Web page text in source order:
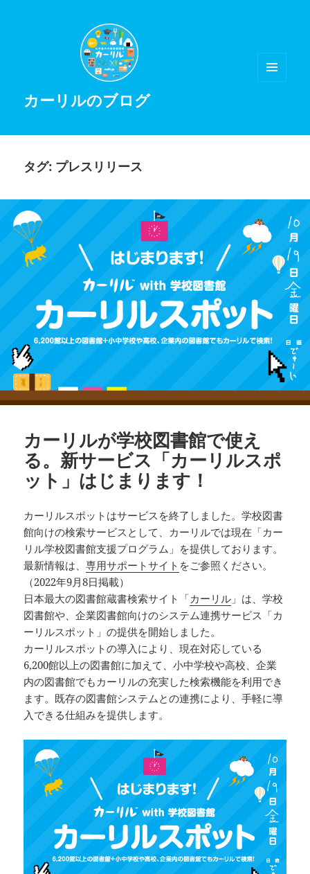
カーリルのブログ
タグ: プレスリリース
カーリルが学校図書館で使え
る。新サービス「カーリルスポ
ット」はじまります！
カーリルスポットはサービスを終了しました。学校図書
館向けの検索サービスとして、カーリルでは現在「カー
リル学校図書館支援プログラム」を提供しております。
最新情報は、専用サポートサイト をご参照ください。
（2022年9月8日掲載）
日本最大の図書館蔵書検索サイト「カーリル 」は、学校
図書館や、企業図書館向けのシステム連携サービス「カ
ーリルスポット」の提供を開始しました。
カーリルスポットの導入により、現在対応している
6,200館以上の図書館に加えて、小中学校や高校、企業
内の図書館でもカーリルの充実した検索機能を利用でき
ます。既存の図書館システムとの連携により、手軽に導
入できる仕組みを提供します。